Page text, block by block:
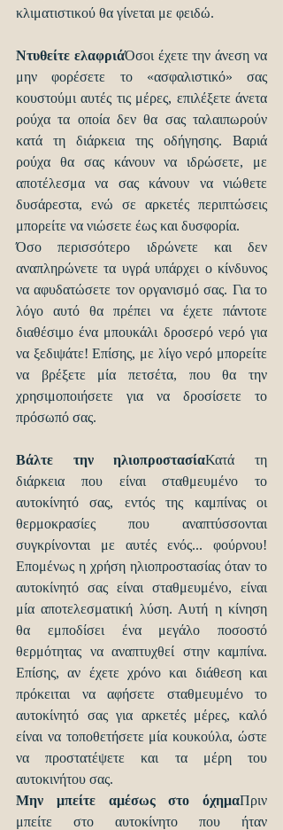
κλιματιστικού θα γίνεται με φειδώ.
Ντυθείτε ελαφριάΌσοι έχετε την άνεση να
μην φορέσετε το «ασφαλιστικό» σας
κουστούμι αυτές τις μέρες, επιλέξετε άνετα
ρούχα τα οποία δεν θα σας ταλαιπωρούν
κατά τη διάρκεια της οδήγησης. Βαριά
ρούχα θα σας κάνουν να ιδρώσετε, με
αποτέλεσμα να σας κάνουν να νιώθετε
δυσάρεστα, ενώ σε αρκετές περιπτώσεις
μπορείτε να νιώσετε έως και δυσφορία.
Όσο περισσότερο ιδρώνετε και δεν
αναπληρώνετε τα υγρά υπάρχει ο κίνδυνος
να αφυδατώσετε τον οργανισμό σας. Για το
λόγο αυτό θα πρέπει να έχετε πάντοτε
διαθέσιμο ένα μπουκάλι δροσερό νερό για
να ξεδιψάτε! Επίσης, με λίγο νερό μπορείτε
να βρέξετε μία πετσέτα, που θα την
χρησιμοποιήσετε για να δροσίσετε το
πρόσωπό σας.
Βάλτε την ηλιοπροστασίαΚατά τη
διάρκεια που είναι σταθμευμένο το
αυτοκίνητό σας, εντός της καμπίνας οι
θερμοκρασίες που αναπτύσσονται
συγκρίνονται με αυτές ενός... φούρνου!
Επομένως η χρήση ηλιοπροστασίας όταν το
αυτοκίνητό σας είναι σταθμευμένο, είναι
μία αποτελεσματική λύση. Αυτή η κίνηση
θα εμποδίσει ένα μεγάλο ποσοστό
θερμότητας να αναπτυχθεί στην καμπίνα.
Επίσης, αν έχετε χρόνο και διάθεση και
πρόκειται να αφήσετε σταθμευμένο το
αυτοκίνητό σας για αρκετές μέρες, καλό
είναι να τοποθετήσετε μία κουκούλα, ώστε
να προστατέψετε και τα μέρη του
αυτοκινήτου σας.
Μην μπείτε αμέσως στο όχημαΠριν
μπείτε στο αυτοκίνητο που ήταν